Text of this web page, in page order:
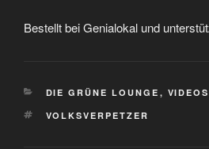
Bestellt bei Genialokal und
KATEGORIEN
DIE GRÜNE LOUNGE ,
SCHLAGWÖRTER
VOLKSVERPETZER